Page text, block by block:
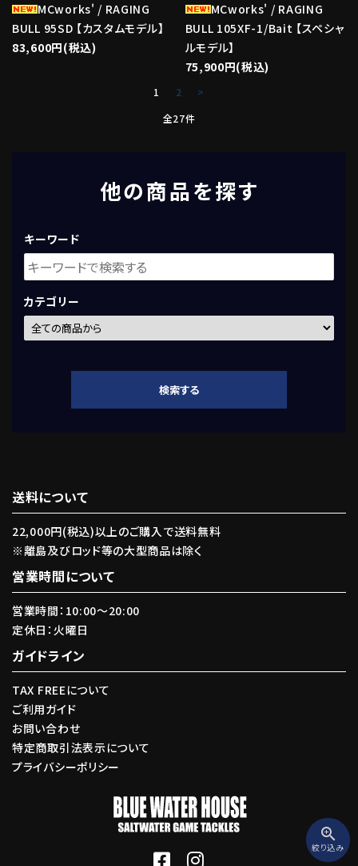
MCworks' / RAGING
BULL 95SD 【カスタムモデル】
83,600円(税込)
MCworks' / RAGING
BULL 105XF-1/Bait 【スペシャ
ルモデル】
75,900円(税込)
1 2
>
全27件
他の商品を探す
キーワード
カテゴリー
検索する
zoom_in
絞り込み
キーワード
カテゴリー
送料について
22,000円(税込)以上のご購入で送料無料
※離島及びロッド等の大型商品は除く
営業時間について
営業時間：10:00〜20:00
定休日：火曜日
ガイドライン
TAX FREEについて
ご利用ガイド
お問い合わせ
特定商取引法表示について
プライバシーポリシー